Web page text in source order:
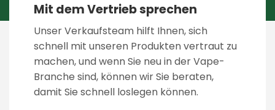
Mit dem Vertrieb sprechen
Unser Verkaufsteam hilft Ihnen, sich
schnell mit unseren Produkten vertraut zu
machen, und wenn Sie neu in der Vape-
Branche sind, können wir Sie beraten,
damit Sie schnell loslegen können.